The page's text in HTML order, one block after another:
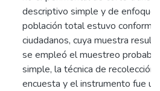
descriptivo simple y de enfoque
población total estuvo
ciudadanos, cuya muestra
se empleó el muestreo
simple, la técnica de recolección
encuesta y el instrumento fue